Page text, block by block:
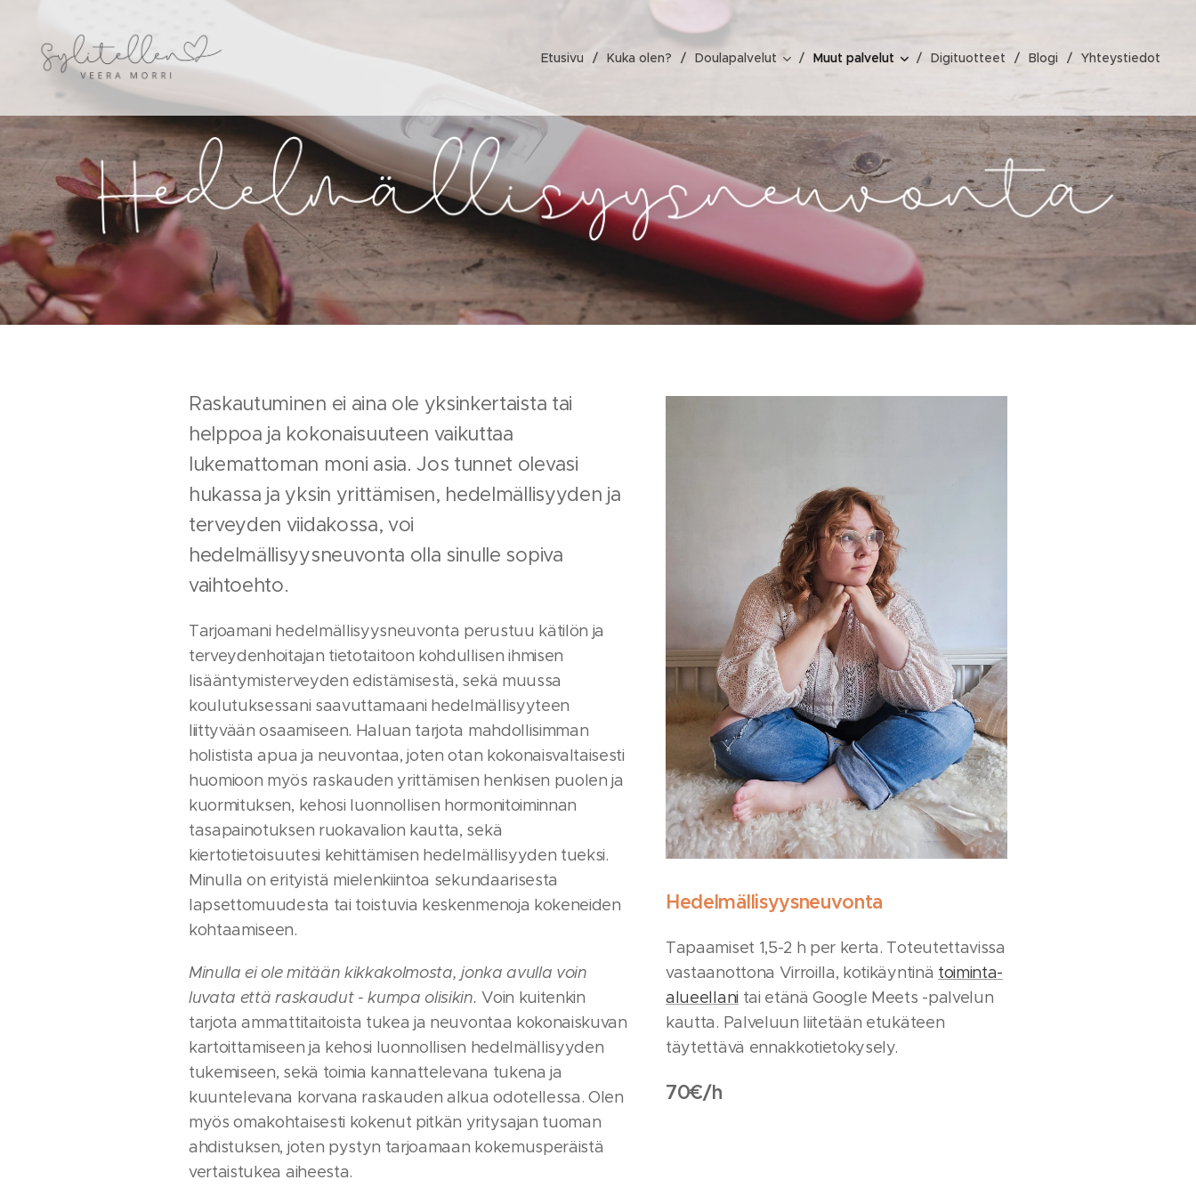
Etusivu Kuka olen? Doulapalvelut Muut palvelut Digituotteet Blogi Yhteystiedot
Raskautuminen ei aina ole yksinkertaista tai
helppoa ja kokonaisuuteen vaikuttaa
lukemattoman moni asia. Jos tunnet olevasi
hukassa ja yksin yrittämisen, hedelmällisyyden ja
terveyden viidakossa, voi
hedelmällisyysneuvonta olla sinulle sopiva
vaihtoehto.
Tarjoamani hedelmällisyysneuvonta perustuu kätilön ja
terveydenhoitajan tietotaitoon kohdullisen ihmisen
lisääntymisterveyden edistämisestä, sekä muussa
koulutuksessani saavuttamaani hedelmällisyyteen
liittyvään osaamiseen. Haluan tarjota mahdollisimman
holistista apua ja neuvontaa, joten otan kokonaisvaltaisesti
huomioon myös raskauden yrittämisen henkisen puolen ja
kuormituksen, kehosi luonnollisen hormonitoiminnan
tasapainotuksen ruokavalion kautta, sekä
kiertotietoisuutesi kehittämisen hedelmällisyyden tueksi.
Minulla on erityistä mielenkiintoa sekundaarisesta
lapsettomuudesta tai toistuvia keskenmenoja kokeneiden
kohtaamiseen.
Minulla ei ole mitään kikkakolmosta, jonka avulla voin
luvata että raskaudut - kumpa olisikin.Voin kuitenkin
tarjota ammattitaitoista tukea ja neuvontaa kokonaiskuvan
kartoittamiseen ja kehosi luonnollisen hedelmällisyyden
tukemiseen, sekä toimia kannattelevana tukena ja
kuuntelevana korvana raskauden alkua odotellessa. Olen
myös omakohtaisesti kokenut pitkän yritysajan tuoman
ahdistuksen, joten pystyn tarjoamaan kokemusperäistä
vertaistukea aiheesta.
Hedelmällisyysneuvonta
Tapaamiset 1,5-2 h per kerta. Toteutettavissa
vastaanottona Virroilla, kotikäyntinä toiminta-
alueellanitai etänä Google Meets -palvelun
kautta. Palveluun liitetään etukäteen
täytettävä ennakkotietokysely.
70€/h